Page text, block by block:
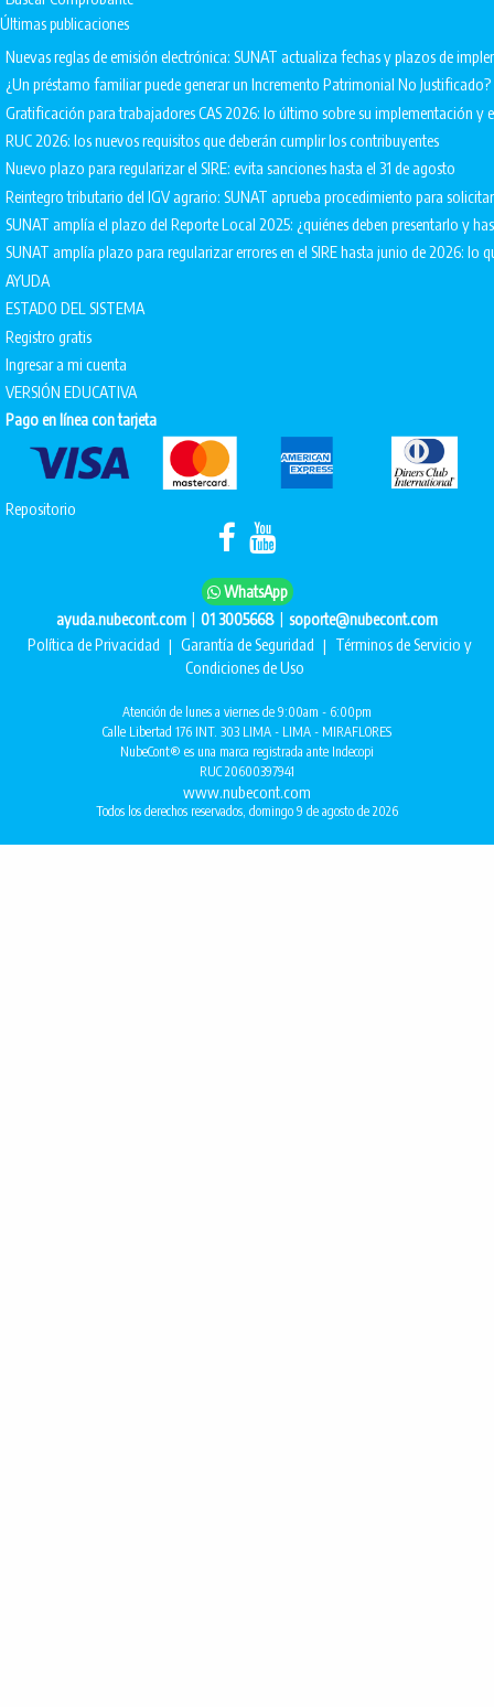
Últimas publicaciones
Nuevas reglas de emisión electrónica: SUNAT actualiza fechas y plazos de
¿Un préstamo familiar puede generar un Incremento Patrimonial No Justificado?
Gratificación para trabajadores CAS 2026: lo último sobre su implementación
RUC 2026: los nuevos requisitos que deberán cumplir los contribuyentes
Nuevo plazo para regularizar el SIRE: evita sanciones hasta el 31 de agosto
Reintegro tributario del IGV agrario: SUNAT aprueba procedimiento para
SUNAT amplía el plazo del Reporte Local 2025: ¿quiénes deben presentarlo y
SUNAT amplía plazo para regularizar errores en el SIRE hasta junio de 2026: lo
AYUDA
ESTADO DEL SISTEMA
Registro gratis
Ingresar a mi cuenta
VERSIÓN EDUCATIVA
Pago en línea con tarjeta
Repositorio
WhatsApp
ayuda.nubecont.com | 01 3005668 | soporte@nubecont.com
Política de Privacidad | Garantía de Seguridad | Términos de Servicio y
Condiciones de Uso
Atención de lunes a viernes de 9:00am - 6:00pm
Calle Libertad 176 INT. 303 LIMA - LIMA - MIRAFLORES
NubeCont® es una marca registrada ante Indecopi
RUC 20600397941
www.nubecont.com
Todos los derechos reservados, domingo 9 de agosto de 2026